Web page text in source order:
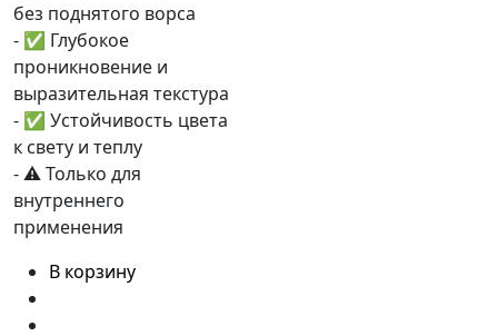
без поднятого ворса
- ✅ Глубокое
проникновение и
выразительная текстура
- ✅ Устойчивость цвета
к свету и теплу
- ⚠️ Только для
внутреннего
применения
В корзину